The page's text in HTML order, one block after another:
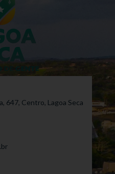
647, Centro, Lagoa Seca